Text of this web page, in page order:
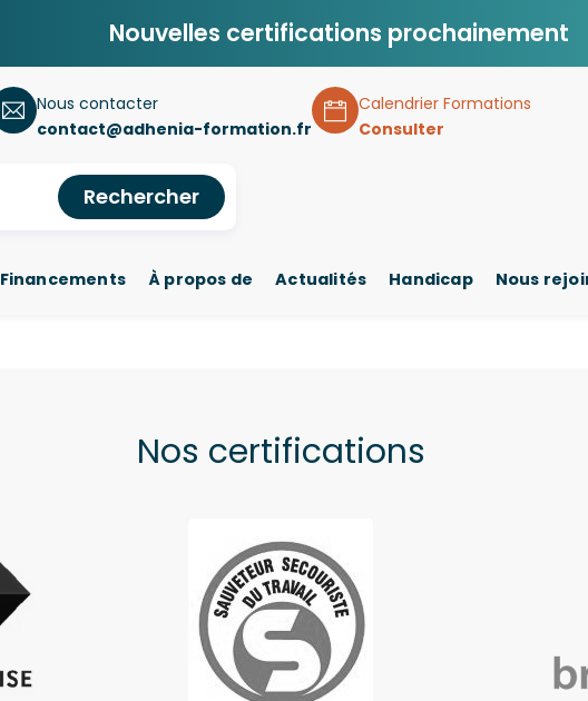
Nouvelles certifications prochainement
Nous contacter
contact@adhenia-formation.fr
Calendrier Formations
Consulter
Rechercher
Financements À propos de Actualités Handicap Nous
Nos certifications